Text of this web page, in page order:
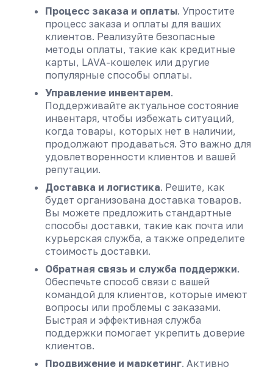
Процесс заказа и оплаты. Упростите
процесс заказа и оплаты для ваших
клиентов. Реализуйте безопасные
методы оплаты, такие как кредитные
карты, LAVA-кошелек или другие
популярные способы оплаты.
Управление инвентарем.
Поддерживайте актуальное состояние
инвентаря, чтобы избежать ситуаций,
когда товары, которых нет в наличии,
продолжают продаваться. Это важно для
удовлетворенности клиентов и вашей
репутации.
Доставка и логистика. Решите, как
будет организована доставка товаров.
Вы можете предложить стандартные
способы доставки, такие как почта или
курьерская служба, а также определите
стоимость доставки.
Обратная связь и служба поддержки.
Обеспечьте способ связи с вашей
командой для клиентов, которые имеют
вопросы или проблемы с заказами.
Быстрая и эффективная служба
поддержки помогает укрепить доверие
клиентов.
Продвижение и маркетинг. Активно